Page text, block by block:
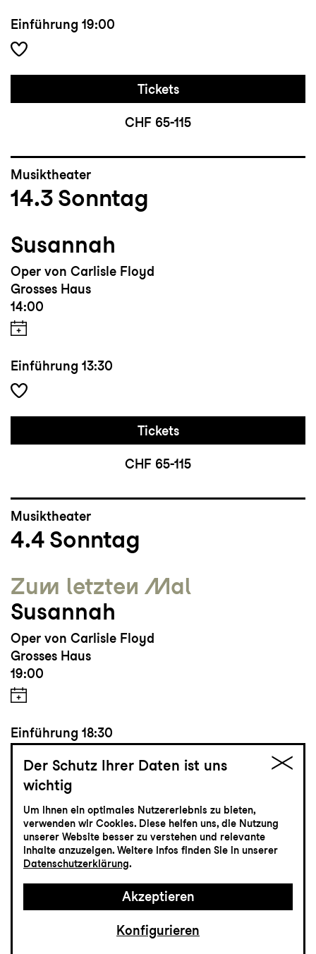
Einführung 19:00
Tickets
CHF 65-115
Musiktheater
14.3 Sonntag
Susannah
Oper von Carlisle Floyd
Grosses Haus
14:00
Einführung 13:30
Tickets
CHF 65-115
Musiktheater
4.4 Sonntag
Zum letzten Mal
Susannah
Oper von Carlisle Floyd
Grosses Haus
19:00
Einführung 18:30
CHF 65-115
Musiktheater
24.4Samstag
Der Schutz Ihrer Daten ist uns
wichtig
Um Ihnen ein optimales Nutzererlebnis zu bieten,
verwenden wir Cookies. Diese helfen uns, die Nutzung
unserer Website besser zu verstehen und relevante
Inhalte anzuzeigen. Weitere Infos finden Sie in unserer
Datenschutzerklärung.
Akzeptieren
Konfigurieren